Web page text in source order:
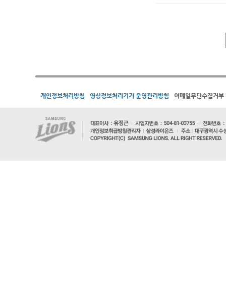
개인정보처리방침 영상정보처리기기 운영관리방침 이메일무단수집거부